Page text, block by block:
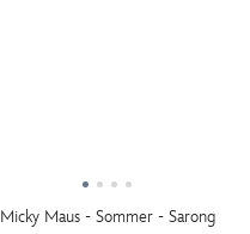
Micky Maus - Sommer - Sarong